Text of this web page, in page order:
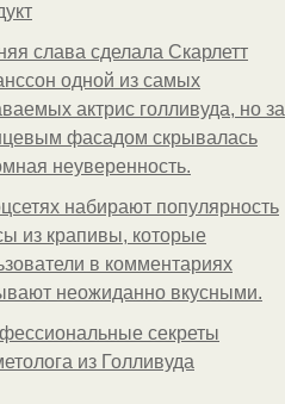
слава сделала Скарлетт
одной из самых
актрис голливуда, но за
фасадом скрывалась
неуверенность.
набирают популярность
из крапивы, которые
в комментариях
неожиданно вкусными.
секреты
из Голливуда